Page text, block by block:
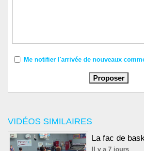
VIDÉOS SIMILAIRES
La fac de
Il y a 7 jours
Me notifier l'arrivée de nouveaux